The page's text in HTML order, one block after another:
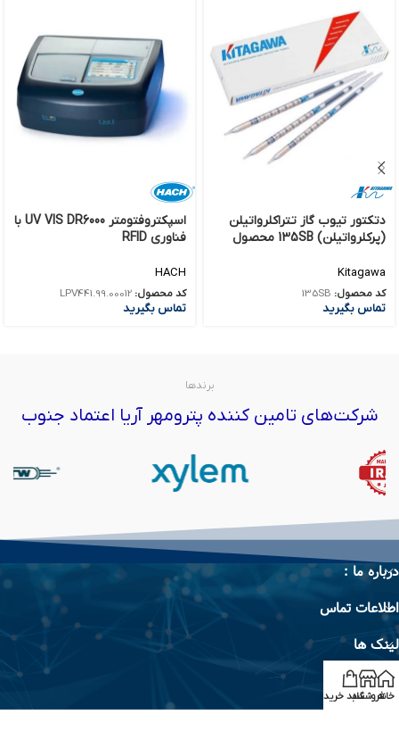
دتکتور تیوب گاز تتراکلرواتیلن
(پرکلرواتیلن) 135SB محصول
Kitagawa
کد محصول: 135SB
تماس بگیرید
اسپکتروفتومتر UV VIS DR6000 با
فناوری RFID
HACH
کد محصول: LPV441.99.00012
تماس بگیرید
برندها
شرکت‌های تامین کننده پترومهر آریا اعتماد جنوب
درباره ما :
اطلاعات تماس
لینک ها
برند ها
خانهفروشگاهسبد خرید